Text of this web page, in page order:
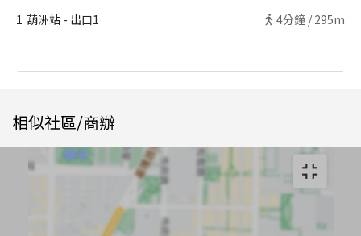
1 葫洲站 - 出口1 4分鐘 / 295m
相似社區/商辦